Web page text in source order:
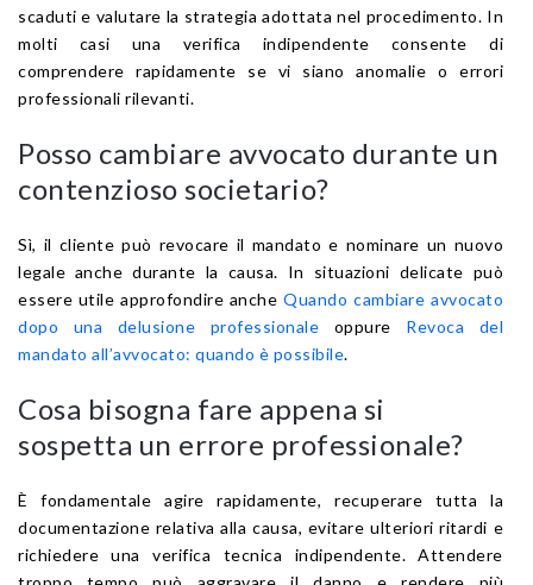
scaduti e valutare la strategia adottata nel procedimento. In
molti casi una verifica indipendente consente di
comprendere rapidamente se vi siano anomalie o errori
professionali rilevanti.
Posso cambiare avvocato durante un
contenzioso societario?
Sì, il cliente può revocare il mandato e nominare un nuovo
legale anche durante la causa. In situazioni delicate può
essere utile approfondire ancheQuando cambiare avvocato
dopo una delusione professionale oppure Revoca del
mandato all’avvocato: quando è possibile.
Cosa bisogna fare appena si
sospetta un errore professionale?
È fondamentale agire rapidamente, recuperare tutta la
documentazione relativa alla causa, evitare ulteriori ritardi e
richiedere una verifica tecnica indipendente. Attendere